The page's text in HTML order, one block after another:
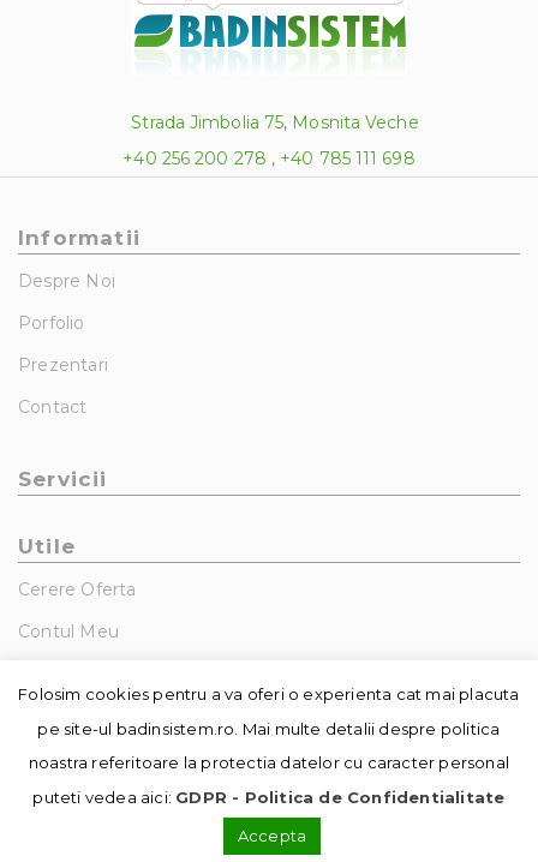
Strada Jimbolia 75, Mosnita Veche
+40 256 200 278 , +40 785 111 698
Informatii
Despre Noi
Porfolio
Prezentari
Contact
Servicii
Utile
Cerere Oferta
Contul Meu
© Copyright - Badin Sistem | realizat de
Folosim cookies pentru a va oferi o experienta cat mai placuta
pe site-ul badinsistem.ro. Mai multe detalii despre politica
noastra referitoare la protectia datelor cu caracter personal
puteti vedea aici: GDPR - Politica de Confidentialitate
Accepta